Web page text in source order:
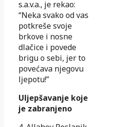
s.a.v.a., je rekao:
“Neka svako od vas
potkreše svoje
brkove i nosne
dlačice i povede
brigu o sebi, jer to
povećava njegovu
ljepotu!”
Uljepšavanje koje
je zabranjeno